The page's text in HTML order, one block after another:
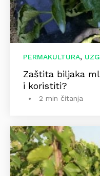
PERMAKULTURA,
Zaštita biljaka
i koristiti?
2 min čitanja